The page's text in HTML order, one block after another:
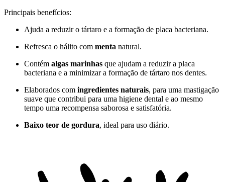
Principais benefícios:
Ajuda a reduzir o tártaro e a formação de placa bacteriana.
Refresca o hálito com menta natural.
Contém algas marinhas que ajudam a reduzir a placa
bacteriana e a minimizar a formação de tártaro nos dentes.
Elaborados com ingredientes naturais, para uma mastigação
suave que contribui para uma higiene dental e ao mesmo
tempo uma recompensa saborosa e satisfatória.
Baixo teor de gordura, ideal para uso diário.